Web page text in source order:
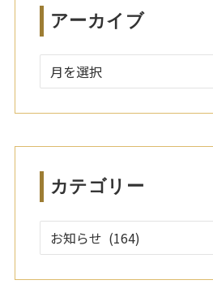
アーカイブ
ー
ブ
カテゴリー